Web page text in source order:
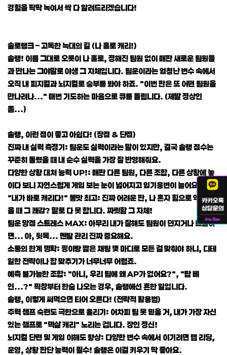
경험을 팍팍 녹여서 싹 다 알려드리겠습니다!
솔로랭크 – 고독한 늑대의 길 (나 홀로 캐리!)
솔랭! 이름 그대로 오롯이 나 홀로, 정해진 팀원 없이 매판 새로운 팀원들
과 만나는 그야말로 야생 그 자체입니다. 팀운이라는 엄청난 변수 속에서
오직 내 피지컬과 뇌지컬로 승부를 봐야 하죠. "이번 판은 또 어떤 팀원을
만나려나..." 매번 기도하는 마음으로 큐를 돌립니다. (제발 정상인
좀...)
솔랭, 이런 점이 좋고 아쉽다! (장점 & 단점)
진짜 내 실력 측정기: 팀운도 실력이라는 말이 있지만, 결국 솔랭 점수는
꾸준히 돌렸을 때 내 순수 실력을 가장 잘 반영해줘요.
다양한 상황 대처 능력 UP!: 매판 다른 팀원, 다른 조합, 다른 상황에 놓
이다 보니 자연스럽게 게임 보는 눈이 넓어지고 임기응변이 늘어요.
"내가 바로 캐리다!" 뽕맛 최고: 진짜 어려운 판, 나 혼자 힘으로 역전승했
을 때 그 쾌감? 말로 다 못 합니다. 짜릿함 그 자체!
팀운 망겜 스트레스 MAX: 아무리 내가 잘해도 팀원이 던지거나 트롤하
면... 아, 뒷목... 멘탈 관리 진짜 중요해요.
소통의 한계 명확: 핑이랑 짧은 채팅 몇 마디로 모든 걸 맞춰야 하니, 디테
일한 전략이나 합 맞추기가 너무너무 어렵죠.
예측 불가능한 조합: "아니, 우리 팀에 왜 AP가 없어요?", "탑 베
인...?" 픽창부터 한숨 나오는 경우, 솔랭에선 흔한 일입니다.
솔랭, 이렇게 써먹으면 티어 오른다! (전략적 활용법)
주력 챔프 숙련도 극한으로 올리기: 어차피 팀 못 믿을 거, 내가 가장 자신
있는 챔프로 "멱살 캐리" 노리는 겁니다. 장인 정신!
뇌지컬 단련 및 게임 이해도 향상: 다양한 변수 속에서 이기려면 맵 리딩,
운영, 상황 판단 능력이 필수! 솔랭은 이걸 키우기 딱 좋아요.